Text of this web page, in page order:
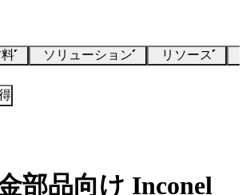
ソリューション リソース
部品向け Inconel